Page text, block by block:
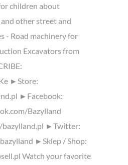
children about
other street and
- Road machinery for
Excavators from
►Store:
►Facebook:
Bazylland
►Twitter:
►Sklep / Shop:
Watch your favorite